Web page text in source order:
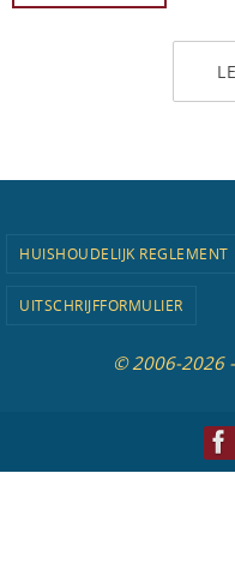
HUISHOUDELIJK REGLEMENT
UITSCHRIJFFORMULIER
© 2006-2026